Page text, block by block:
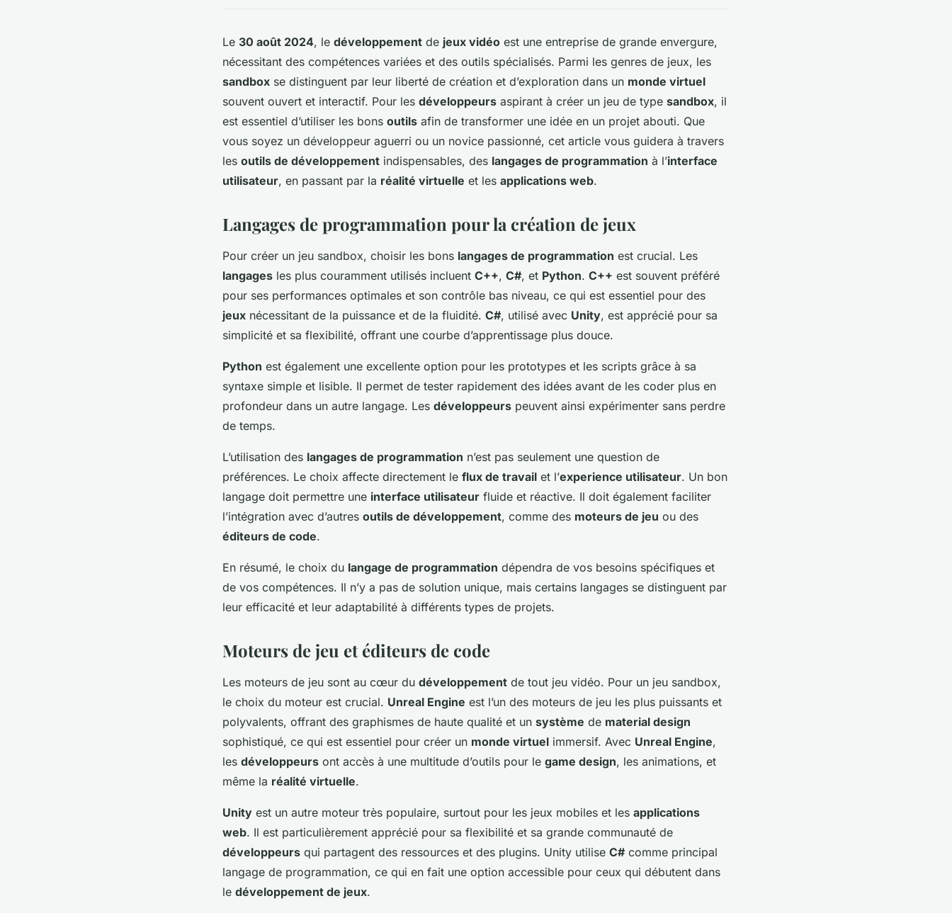
Le 30 août 2024, le développement de jeux vidéo est une entreprise de grande envergure,
nécessitant des compétences variées et des outils spécialisés. Parmi les genres de jeux, les
sandbox se distinguent par leur liberté de création et d’exploration dans un monde virtuel
souvent ouvert et interactif. Pour les développeurs aspirant à créer un jeu de type sandbox, il
est essentiel d’utiliser les bons outils afin de transformer une idée en un projet abouti. Que
vous soyez un développeur aguerri ou un novice passionné, cet article vous guidera à travers
les outils de développement indispensables, des langages de programmation à l’interface
utilisateur, en passant par la réalité virtuelle et les applications web.
Langages de programmation pour la création de jeux
Pour créer un jeu sandbox, choisir les bons langages de programmation est crucial. Les
langages les plus couramment utilisés incluent C++, C#, et Python. C++ est souvent préféré
pour ses performances optimales et son contrôle bas niveau, ce qui est essentiel pour des
jeux nécessitant de la puissance et de la fluidité. C#, utilisé avec Unity, est apprécié pour sa
simplicité et sa flexibilité, offrant une courbe d’apprentissage plus douce.
Python est également une excellente option pour les prototypes et les scripts grâce à sa
syntaxe simple et lisible. Il permet de tester rapidement des idées avant de les coder plus en
profondeur dans un autre langage. Les développeurs peuvent ainsi expérimenter sans perdre
de temps.
L’utilisation des langages de programmation n’est pas seulement une question de
préférences. Le choix affecte directement le flux de travail et l’experience utilisateur. Un bon
langage doit permettre une interface utilisateur fluide et réactive. Il doit également faciliter
l’intégration avec d’autres outils de développement, comme des moteurs de jeu ou des
éditeurs de code.
En résumé, le choix du langage de programmation dépendra de vos besoins spécifiques et
de vos compétences. Il n’y a pas de solution unique, mais certains langages se distinguent par
leur efficacité et leur adaptabilité à différents types de projets.
Moteurs de jeu et éditeurs de code
Les moteurs de jeu sont au cœur du développement de tout jeu vidéo. Pour un jeu sandbox,
le choix du moteur est crucial. Unreal Engine est l’un des moteurs de jeu les plus puissants et
polyvalents, offrant des graphismes de haute qualité et un système de material design
sophistiqué, ce qui est essentiel pour créer un monde virtuel immersif. Avec Unreal Engine,
les développeurs ont accès à une multitude d’outils pour le game design, les animations, et
même la réalité virtuelle.
Unity est un autre moteur très populaire, surtout pour les jeux mobiles et les applications
web. Il est particulièrement apprécié pour sa flexibilité et sa grande communauté de
développeurs qui partagent des ressources et des plugins. Unity utilise C# comme principal
langage de programmation, ce qui en fait une option accessible pour ceux qui débutent dans
le développement de jeux.